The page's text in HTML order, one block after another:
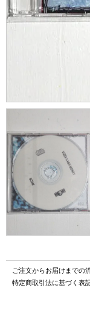
ご注文からお届けまでの
特定商取引法に基づく表